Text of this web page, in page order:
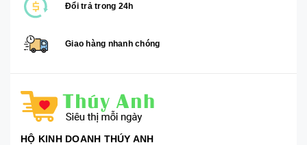
Đổi trả trong 24h
Giao hàng nhanh chóng
HỘ KINH DOANH THÚY ANH